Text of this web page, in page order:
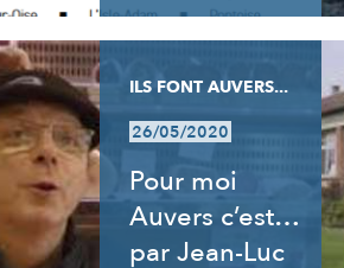
ILS FONT AUVERS...
26/05/2020
Pour moi
Auvers c’est…
par Jean-Luc